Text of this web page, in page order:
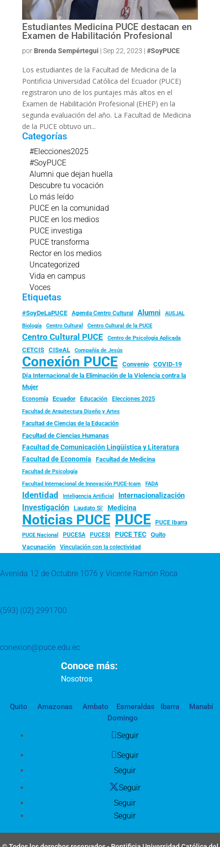
Estudiantes Medicina PUCE destacan en
Examen de Habilitación Profesional
por Brenda Sempértegui | Sep 22, 2023 | #SoyPUCE
Los estudiantes de la Facultad de Medicina de la
Pontificia Universidad Católica del Ecuador (PUCE)
registraron uno de los puntajes más altos en el
Examen de Habilitación Profesional (EHEP) en la
segunda evaluación del año. La Facultad de Medicina
de la PUCE obtuvo un...
Categorías
#Elecciones2025
#SoyPUCE
Alumni que dejan huella
Descubre tu vocación
Lo más leído
PUCE en la comunidad
PUCE en los medios
PUCE investiga
PUCE transforma
Rector en los medios
Uncategorized
Vida en campus
Voces
Etiquetas
#SoyDeLaPUCE Agenda Centro Cultural Alumni
AUSJAL
Biología
Centro Cultural Centro Cultural de la PUCE
Centro Cultural PUCE Centro de Psicología Aplicada
CETCIS CISeAL Compañía de Jesús
Conexión PUCE Convenio
COVID-19
Día Internacional de la Eliminación de la Violencia contra la
Mujer
Economía Ecuador Educación Elecciones 2025
Facultad de Arquitectura Diseño y Artes
Facultad de Ciencias de la Educación
Facultad de Ciencias Humanas
Facultad de Comunicación Lingüística y Literatura
Facultad de Economía Facultad de Medicina
Facultad de Psicología
Facultad Internacional de Innovación PUCE-Icam FADA
Identidad Inteligencia Artificial Internacionalización
Investigación Laudato Si’ Medicina
Noticias PUCE PUCE PUCE Ibarra
PUCE Nacional PUCESA PUCESI PUCE TEC
Quito
Vacunación
Vinculación con la colectividad
Avenida 12 de Octubre 1076 y Vicente Ramón Roca
(593) (02) 2991700
conexion@puce.edu.ec
Conoce más:
Nosotros
Quito Amazonas Ambato Esmeraldas Ibarra
Manabí
Domingo
Seguir
Seguir
Seguir
Seguir
Seguir
Seguir